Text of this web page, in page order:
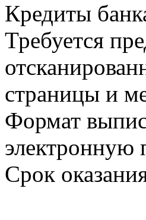
Кредиты
Требуется
страницы и
Формат
электронную
Срок